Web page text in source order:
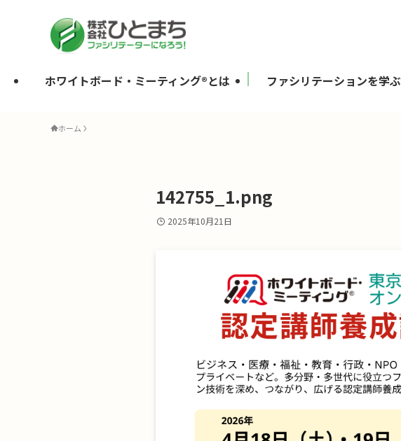
ホワイトボード・ミーティング®とは ファシリテーションを学ぶ
ホーム
142755_1.png
2025年10月21日